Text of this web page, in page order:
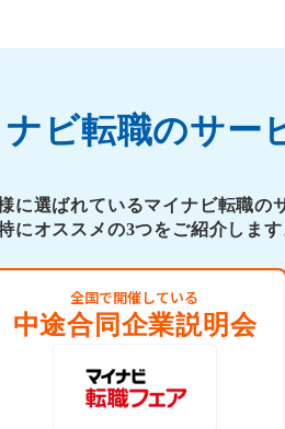
ビ転職のサー
に選ばれているマイナビ転職の
にオススメの3つをご紹介します
全国で開催している
中途合同企業説明会